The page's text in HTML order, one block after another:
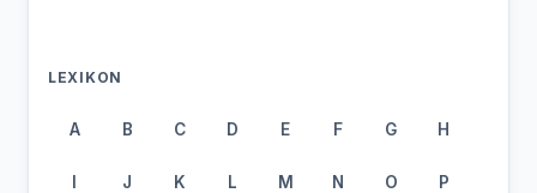
LEXIKON
A B C D E F G H
I J K L M N O P